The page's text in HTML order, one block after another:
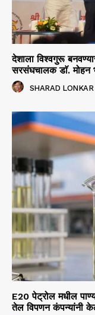
देशाला विश्वगुरू
सरसंघचालक डाॅ. मोहन
SHARAD LONKAR
E20 पेट्रोल मधील
तेल विपणन कंपन्यांनी